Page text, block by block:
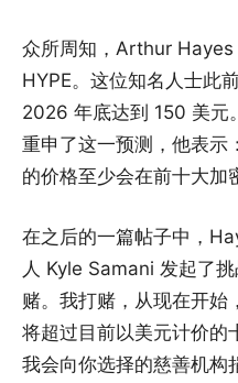
众所周知，Arthur Hayes
HYPE。这位知名人士此
2026 年底达到 150 美元
重申了这一预测，他表示
的价格至少会在前十大加
在之后的一篇帖子中，
人 Kyle Samani 发起了
赌。我打赌，从现在开始
将超过目前以美元计价的
我会向你选择的慈善机构